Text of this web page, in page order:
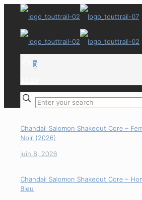
0
Chandail Salomon Shakeout Core –
Noir (2026)
juin 8, 2026
Chandail Salomon Shakeout Core –
Bleu